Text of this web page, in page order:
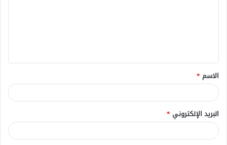
ق
*
الاسم *
البريد الإلكتروني *